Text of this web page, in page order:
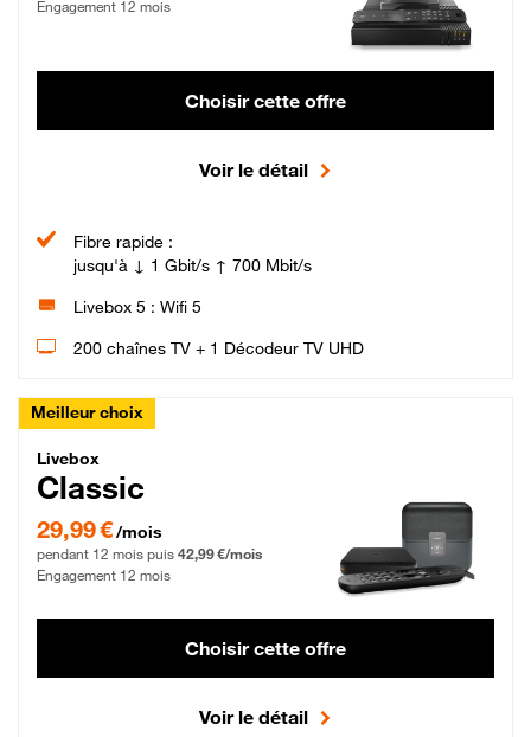
Engagement 12 mois
Choisir cette offre
Voir le détail
Fibre rapide :
jusqu'à ↓ 1 Gbit/s ↑ 700 Mbit/s
Livebox 5 : Wifi 5
200 chaînes TV + 1 Décodeur TV UHD
Meilleur choix
Livebox Classic Fibre
Livebox
Classic
29,99 € par mois pendant 12 mois puis 42,99 € par mois, Engagement 12 mois
29,99 €/mois
pendant 12 mois puis 42,99 €/mois
Engagement 12 mois
Choisir cette offre
Voir le détail